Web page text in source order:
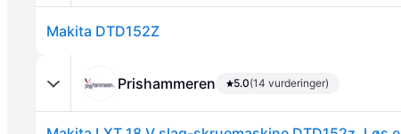
Makita DTD152Z
Prishammeren 5.0(14 vurderinger)